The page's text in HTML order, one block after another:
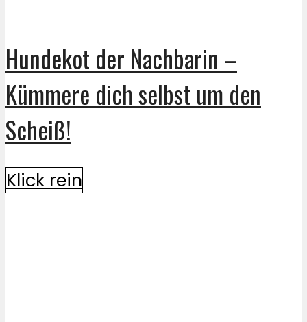
Hundekot der Nachbarin –
Kümmere dich selbst um den
Scheiß!
Klick rein